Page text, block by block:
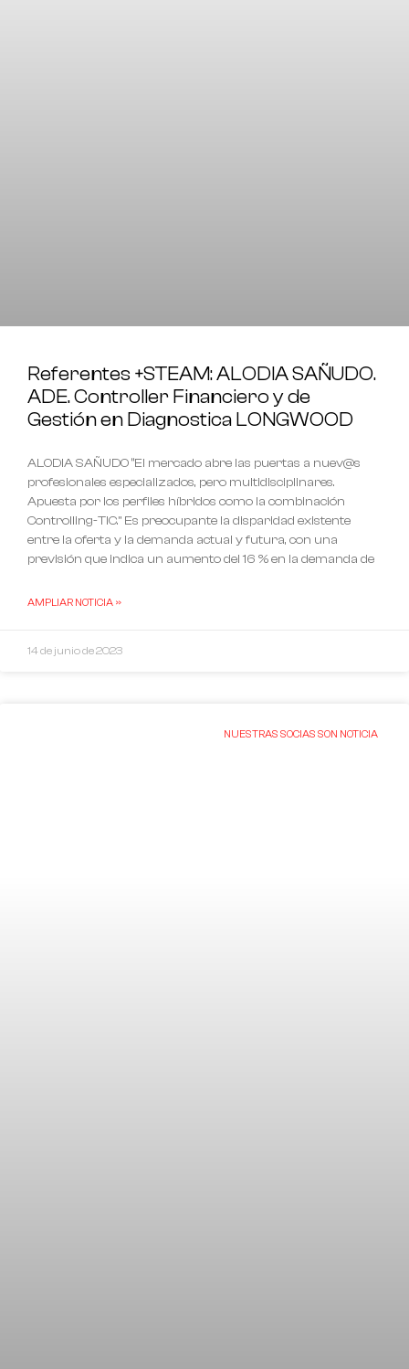
Referentes +STEAM: ALODIA SAÑUDO.
ADE. Controller Financiero y de
Gestión en Diagnostica LONGWOOD
ALODIA SAÑUDO “El mercado abre las puertas a nuev@s
profesionales especializados, pero multidisciplinares.
Apuesta por los perfiles híbridos como la combinación
Controlling-TIC.” Es preocupante la disparidad existente
entre la oferta y la demanda actual y futura, con una
previsión que indica un aumento del 16 % en la demanda de
AMPLIAR NOTICIA »
14 de junio de 2023
NUESTRAS SOCIAS SON NOTICIA